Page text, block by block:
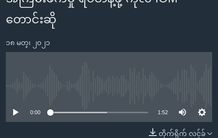
အကြောင်းအရာ
ကျော်
ကြည့်
တရုတ်
အစ္စရေး-ပါလက်စတိုင်း
ရပ်ဝန်းတခု လမ်းတခု အလွန်
အင်္ဂလိပ်စာလေ့လာမယ်
အမေရိကန်သုံးအီဒီယံ
အပတ်စဉ်ကဏ္ဍများ
တောင်းဆို
၁၈ မတ္၊ ၂၀၂၁
0:00 1:52
တိုက်ရိုက် လင့်ခ်